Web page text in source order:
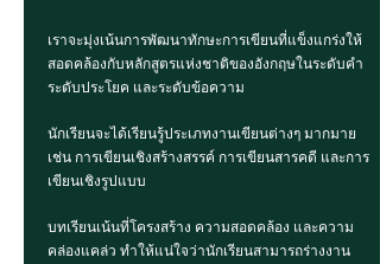
เราจะมุ่งเน้นการพัฒนาทักษะการเขียนที่แข็งแกร่งให้
สอดคล้องกับหลักสูตรแห่งชาติของอังกฤษในระดับคำ
ระดับประโยค และระดับข้อความ
นักเรียนจะได้เรียนรู้ประเภทงานเขียนต่างๆ มากมาย
เช่น การเขียนเชิงสร้างสรรค์ การเขียนสารคดี และการ
เขียนเชิงรูปแบบ
บทเรียนเน้นที่โครงสร้าง ความสอดคล้อง และความ
คล่องแคล่ว ทำให้แน่ใจว่านักเรียนสามารถร่างงาน